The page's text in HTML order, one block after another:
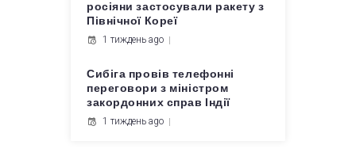
росіяни застосували ракету з
Північної Кореї
1 тиждень ago
Сибіга провів телефонні
переговори з міністром
закордонних справ Індії
1 тиждень ago